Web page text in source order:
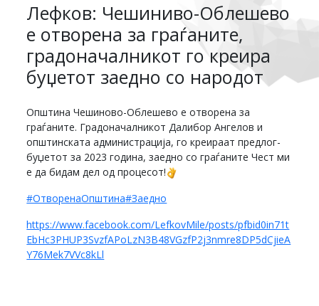
Лефков: Чешиниво-Облешево
е отворена за граѓаните,
градоначалникот го креира
буџетот заедно со народот
Општина Чешиново-Облешево е отворена за
граѓаните. Градоначалникот Далибор Ангелов и
општинската администрација, го креираат предлог-
буџетот за 2023 година, заедно со граѓаните Чест ми
е да бидам дел од процесот!
#ОтворенаОпштина#Заедно
https://www.facebook.com/LefkovMile/posts/pfbid0in71t
EbHc3PHUP3SvzfAPoLzN3B48VGzfP2j3nmre8DP5dCjieA
Y76Mek7VVc8kLl